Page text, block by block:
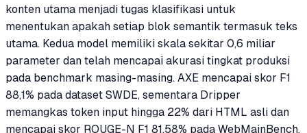
konten utama menjadi tugas klasifikasi untuk
menentukan apakah setiap blok semantik termasuk teks
utama. Kedua model memiliki skala sekitar 0,6 miliar
parameter dan telah mencapai akurasi tingkat produksi
pada benchmark masing-masing. AXE mencapai skor F1
88,1% pada dataset SWDE, sementara Dripper
memangkas token input hingga 22% dari HTML asli dan
mencapai skor ROUGE-N F1 81,58% pada WebMainBench.